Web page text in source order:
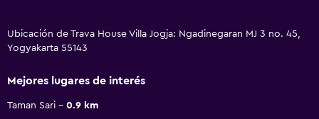
Ubicación de Trava House Villa Jogja: Ngadinegaran MJ 3 no. 45,
Yogyakarta 55143
Mejores lugares de interés
Taman Sari
0.9 km